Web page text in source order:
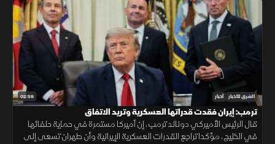
02:59 الشرق للأخبار أخبار
ترمب: إيران فقدت قدراتها العسكرية وتريد الاتفاق
قال الرئيس الأميركي دونالد ترمب، إن أميركا مستمرة في حماية حلفائها
في الخليج، مؤكدا تراجع القدرات العسكرية الإيرانية وأن طهران تسعى إلى